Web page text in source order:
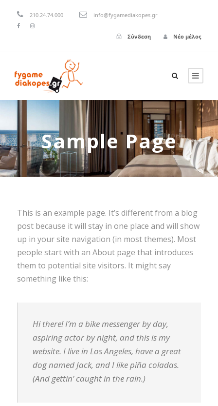
210.24.74.000 info@fygamediakopes.gr
Σύνδεση Νέο μέλος
Sample Page
This is an example page. It’s different from a blog
post because it will stay in one place and will show
up in your site navigation (in most themes). Most
people start with an About page that introduces
them to potential site visitors. It might say
something like this:
Hi there! I’m a bike messenger by day,
aspiring actor by night, and this is my
website. I live in Los Angeles, have a great
dog named Jack, and I like piña coladas.
(And gettin’ caught in the rain.)